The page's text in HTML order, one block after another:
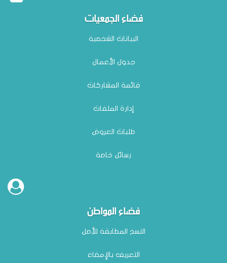
نتائج المناظرة الداخلية للترقية إلى رتبة متصرف عام
وضع بتاريخ: 14/01
فضاء الجمعيات
البيانات الشخصية
جدول الأعمال
قائمة المشاركات
إدارة الملفات
طلبات العروض
رسائل خاصة
فضاء المواطن
النسخ المطابقة للأصل
التعريف بالإمضاء